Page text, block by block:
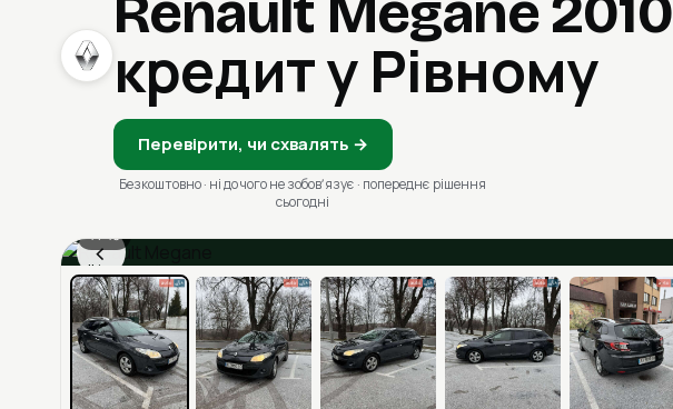
кредит у Рівному
Перевірити, чи схвалять →
Безкоштовно · ні до чого не зобовʼязує · попереднє рішення
сьогодні
‹
1 / 13
Ціна в місяць